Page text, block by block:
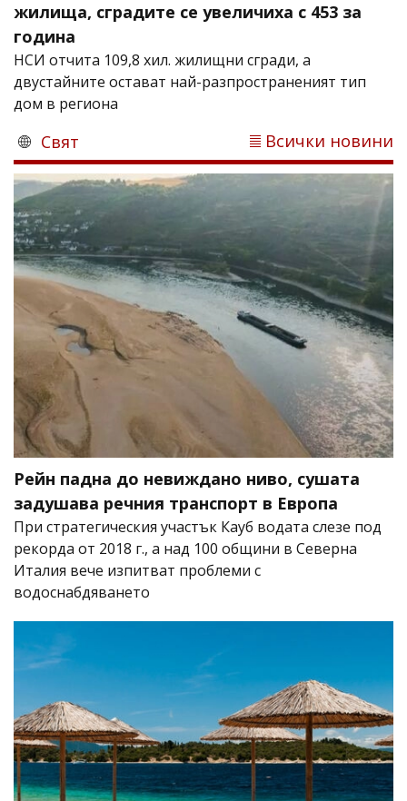
жилища, сградите се увеличиха с 453 за
година
НСИ отчита 109,8 хил. жилищни сгради, а
двустайните остават най-разпространеният тип
дом в региона
Свят Всички новини
Рейн падна до невиждано ниво, сушата
задушава речния транспорт в Европа
При стратегическия участък Кауб водата слезе под
рекорда от 2018 г., а над 100 общини в Северна
Италия вече изпитват проблеми с
водоснабдяването